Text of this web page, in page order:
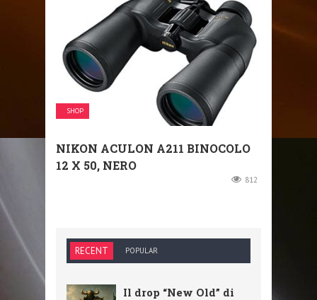
SHOP
NIKON ACULON A211 BINOCOLO
12 X 50, NERO
812
RECENT POPULAR
Il drop “New Old” di